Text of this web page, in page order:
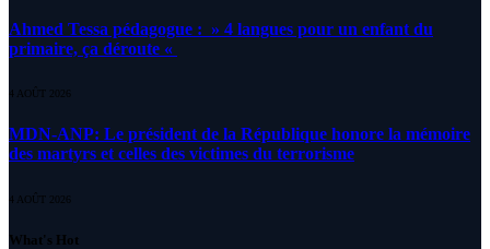
Ahmed Tessa pédagogue : » 4 langues pour un enfant du
primaire, ça déroute «
4 AOÛT 2026
MDN-ANP: Le président de la République honore la mémoire
des martyrs et celles des victimes du terrorisme
4 AOÛT 2026
What's Hot